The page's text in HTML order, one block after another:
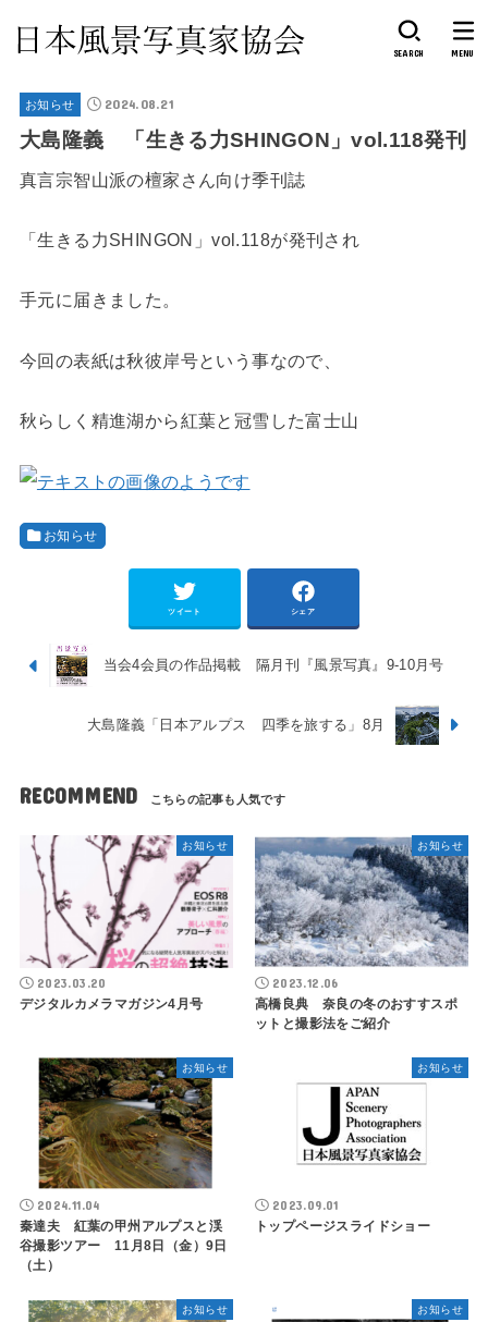
SEARCH MENU
お知らせ 2024.08.21
大島隆義 「生きる力SHINGON」vol.118発刊
真言宗智山派の檀家さん向け季刊誌
「生きる力SHINGON」vol.118が発刊され
手元に届きました。
今回の表紙は秋彼岸号という事なので、
秋らしく精進湖から紅葉と冠雪した富士山
お知らせ
ツイート シェア
当会4会員の作品掲載 隔月刊『風景写真』9-10月号
大島隆義「日本アルプス 四季を旅する」8月
RECOMMEND
お知らせ
2023.03.20
デジタルカメラマガジン4月号
お知らせ
2023.12.06
高橋良典 奈良の冬のおすすスポ
ットと撮影法をご紹介
お知らせ
2024.11.04
秦達夫 紅葉の甲州アルプスと渓
谷撮影ツアー 11月8日（金）9日
（土）
お知らせ
2023.09.01
トップページスライドショー
お知らせ お知らせ